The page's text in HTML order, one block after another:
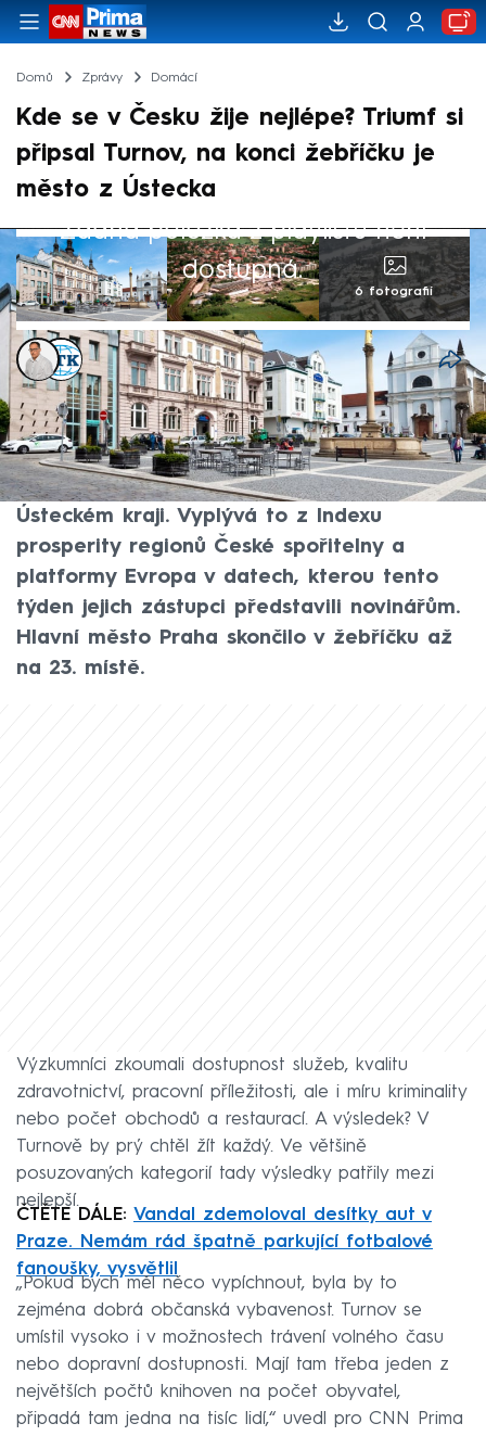
Domů Zprávy Domácí
Kde se v Česku žije nejlépe? Triumf si
připsal Turnov, na konci žebříčku je
město z Ústecka
Žádná položka z playlistu není
dostupná.
6 fotografií
Libor Tampier,ČTK
14. úno 2025, 15:56
Nejlepší podmínky k životu v Česku jsou v
Turnově, naopak nejhorší hodnocení z 206
českých mikroregionů získaly Podbořany v
Ústeckém kraji. Vyplývá to z Indexu
prosperity regionů České spořitelny a
platformy Evropa v datech, kterou tento
týden jejich zástupci představili novinářům.
Hlavní město Praha skončilo v žebříčku až
na 23. místě.
Výzkumníci zkoumali dostupnost služeb, kvalitu
zdravotnictví, pracovní příležitosti, ale i míru kriminality
nebo počet obchodů a restaurací. A výsledek? V
Turnově by prý chtěl žít každý. Ve většině
posuzovaných kategorií tady výsledky patřily mezi
nejlepší.
ČTĚTE DÁLE: Vandal zdemoloval desítky aut v
Praze. Nemám rád špatně parkující fotbalové
fanoušky, vysvětlil
„Pokud bych měl něco vypíchnout, byla by to
zejména dobrá občanská vybavenost. Turnov se
umístil vysoko i v možnostech trávení volného času
nebo dopravní dostupnosti. Mají tam třeba jeden z
největších počtů knihoven na počet obyvatel,
připadá tam jedna na tisíc lidí,“ uvedl pro CNN Prima